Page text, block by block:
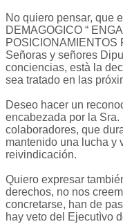
No quiero pensar, que
DEMAGOGICO “
POSICIONAMIENTOS
Señoras y señores
conciencias, està la
sea tratado en las
Deseo hacer un
encabezada por la
colaboradores, que
mantenido una lucha y
reivindicación.
Quiero expresar
derechos, no nos
concretarse, han de
hay veto del Ejecutìvo